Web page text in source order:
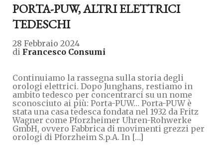
PORTA-PUW, ALTRI ELETTRICI
TEDESCHI
28 Febbraio 2024
di Francesco Consumi
Continuiamo la rassegna sulla storia degli
orologi elettrici. Dopo Junghans, restiamo in
ambito tedesco per concentrarci su un nome
sconosciuto ai più: Porta-PUW… Porta-PUW è
stata una casa tedesca fondata nel 1932 da Fritz
Wagner come Pforzheimer Uhren-Rohwerke
GmbH, ovvero Fabbrica di movimenti grezzi per
orologi di Pforzheim S.p.A. In […]